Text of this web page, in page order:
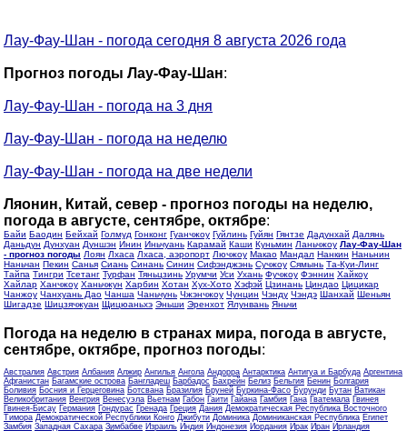
Лау-Фау-Шан - погода сегодня 8 августа 2026 года
Прогноз погоды Лау-Фау-Шан:
Лау-Фау-Шан - погода на 3 дня
Лау-Фау-Шан - погода на неделю
Лау-Фау-Шан - погода на две недели
Ляонин, Китай, север - прогноз погоды на неделю,
погода в августе, сентябре, октябре:
Байи Баодин Бейхай Голмуд Гонконг Гуанчжоу Гуйлинь Гуйян Гянтзе Дадунхай Далянь
Даньдун Дунхуан Дуншэн Инин Иньчуань Карамай Каши Куньмин Ланьчжоу Лау-Фау-Шан
- прогноз погоды Лоян Лхаса Лхаса, аэропорт Лючжоу Макао Мандал Нанкин Наньнин
Наньчан Пекин Санья Сиань Синань Синин Сифэнджэнь Сучжоу Сямынь Та-Куи-Линг
Тайпа Тингри Тсетанг Турфан Тяньцзинь Урумчи Уси Ухань Фучжоу Фэннин Хайкоу
Хайлар Ханчжоу Ханьчжун Харбин Хотан Хух-Хото Хэфэй Цзинань Циндао Цицикар
Чанжоу Чанхуань Дао Чанша Чаньчунь Чжэнчжоу Чунцин Чэнду Чэндэ Шанхай Шеньян
Шигадзе Шицзячжуан Щицюаньхэ Эньши Эренхот Ялунвань Яньчи
Погода на неделю в странах мира, погода в августе,
сентябре, октябре, прогноз погоды:
Австралия Австрия Албания Алжир Ангилья Ангола Андорра Антарктика Антигуа и Барбуда Аргентина
Афганистан Багамские острова Бангладеш Барбадос Бахрейн Белиз Бельгия Бенин Болгария
Боливия Босния и Герцеговина Ботсвана Бразилия Бруней Буркина-Фасо Бурунди Бутан Ватикан
Великобритания Венгрия Венесуэла Вьетнам Габон Гаити Гайана Гамбия Гана Гватемала Гвинея
Гвинея-Бисау Германия Гондурас Гренада Греция Дания Демократическая Республика Восточного
Тимора Демократической Республики Конго Джибути Доминика Доминиканская Республика Египет
Замбия Западная Сахара Зимбабве Израиль Индия Индонезия Иордания Ирак Иран Ирландия